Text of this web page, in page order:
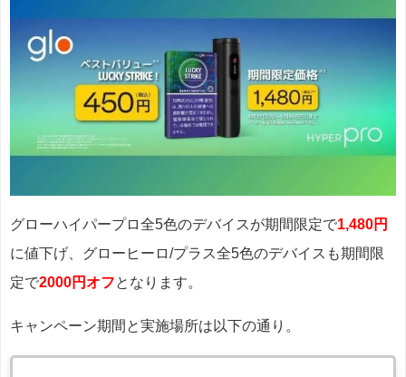
グローハイパープロ全5色のデバイスが期間限定で1,480円
に値下げ、グローヒーロ/プラス全5色のデバイスも期間限
定で2000円オフとなります。
キャンペーン期間と実施場所は以下の通り。